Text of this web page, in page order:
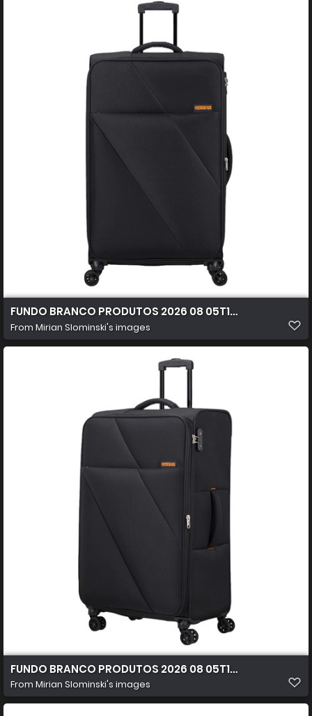
FUNDO BRANCO PRODUTOS 2026 08 05T102853.040
From Mirian Slominski's images
FUNDO BRANCO PRODUTOS 2026 08 05T102926.031
From Mirian Slominski's images